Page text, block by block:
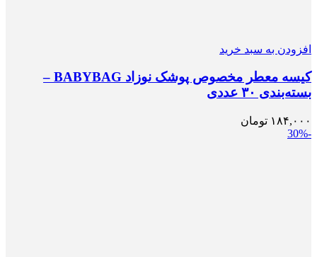
افزودن به سبد خرید
کیسه معطر مخصوص پوشک نوزاد BABYBAG –
بسته‌بندی ۳۰ عددی
۱۸۴,۰۰۰ تومان
-30%